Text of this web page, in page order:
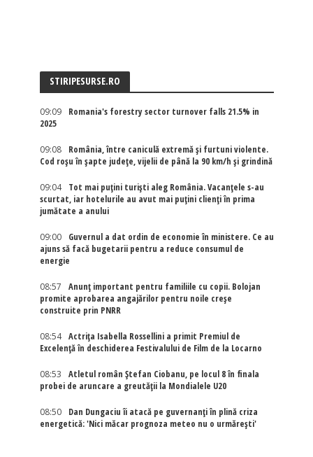
STIRIPESURSE.RO
09:09
Romania's forestry sector turnover falls 21.5% in
2025
09:08
România, între caniculă extremă și furtuni violente.
Cod roșu în șapte județe, vijelii de până la 90 km/h și grindină
09:04
Tot mai puțini turiști aleg România. Vacanțele s-au
scurtat, iar hotelurile au avut mai puțini clienți în prima
jumătate a anului
09:00
Guvernul a dat ordin de economie în ministere. Ce au
ajuns să facă bugetarii pentru a reduce consumul de
energie
08:57
Anunț important pentru familiile cu copii. Bolojan
promite aprobarea angajărilor pentru noile creșe
construite prin PNRR
08:54
Actriţa Isabella Rossellini a primit Premiul de
Excelenţă în deschiderea Festivalului de Film de la Locarno
08:53
Atletul român Ștefan Ciobanu, pe locul 8 în finala
probei de aruncare a greutății la Mondialele U20
08:50
Dan Dungaciu îi atacă pe guvernanți în plină criza
energetică: 'Nici măcar prognoza meteo nu o urmărești'